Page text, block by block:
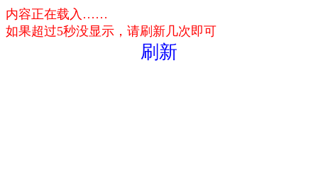
内容正在载入……
如果超过5秒没显示，请刷新几次即可
刷新